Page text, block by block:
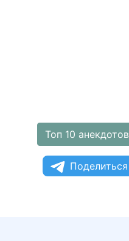
Топ 10 анекдотов
Поделиться